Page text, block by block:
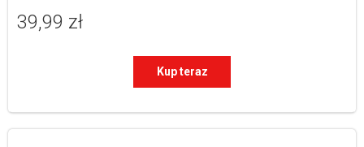
39,99 zł
Kup teraz